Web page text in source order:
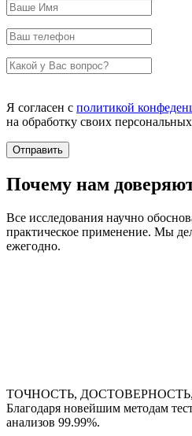
Я согласен с политикой
на обработку своих
Почему нам
Все исследования научно
практическое применение. Мы
ежегодно.
ТОЧНОСТЬ,
Благодаря новейшим методам
анализов 99.99%.